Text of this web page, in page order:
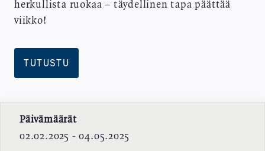
herkullista ruokaa – täydellinen tapa päättää
viikko!
TUTUSTU
Päivämäärät
02.02.2025 - 04.05.2025